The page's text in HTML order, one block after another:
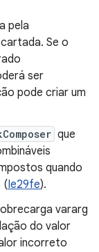
pela
Se o
ser
pode criar um
que
quando
(Ie29fe).
vararg
do valor
incorreto